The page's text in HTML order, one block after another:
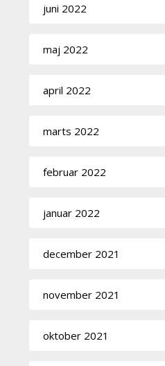
juni 2022
maj 2022
april 2022
marts 2022
februar 2022
januar 2022
december 2021
november 2021
oktober 2021